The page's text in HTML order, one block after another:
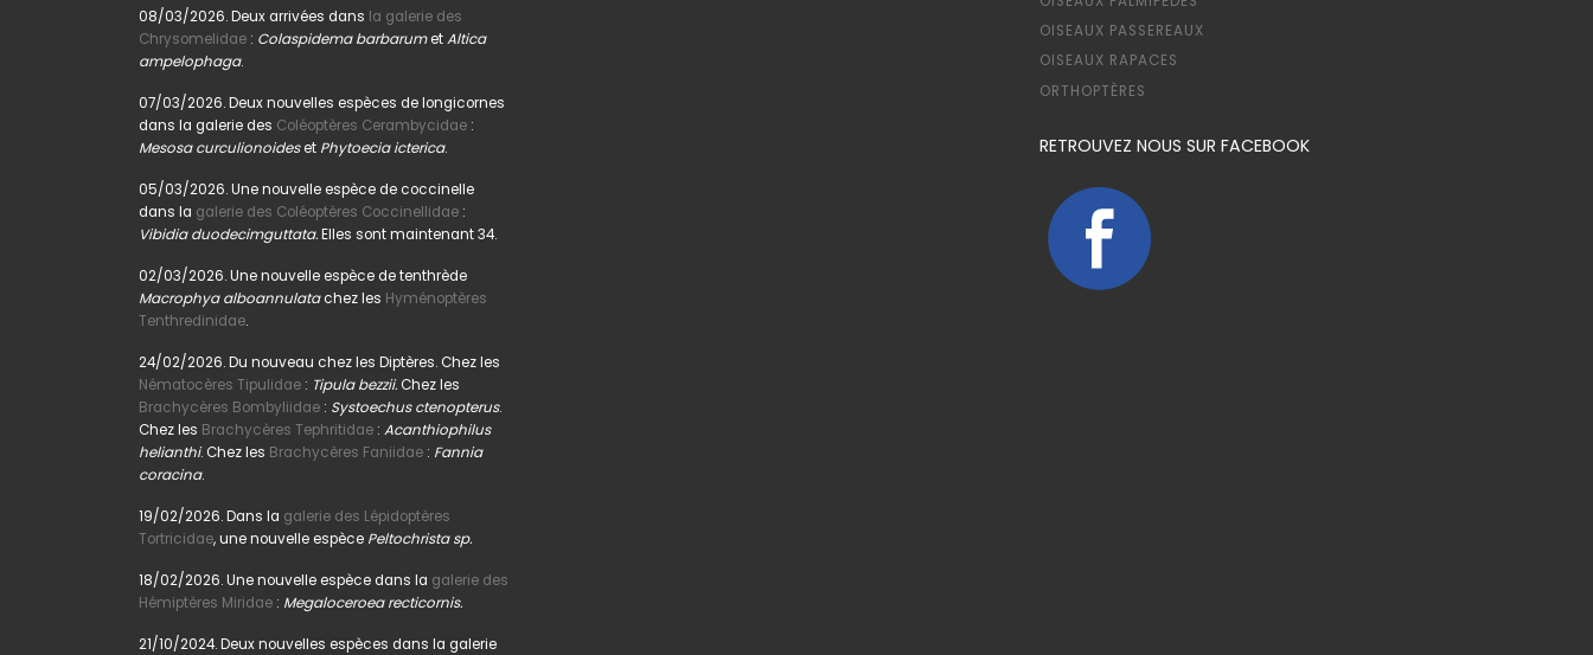
08/03/2026. Deux arrivées dans la galerie des
Chrysomelidae : Colaspidema barbarumetAltica
ampelophaga.
07/03/2026. Deux nouvelles espèces de longicornes
dans la galerie des Coléoptères Cerambycidae :
Mesosa curculionoideset Phytoecia icterica.
05/03/2026. Une nouvelle espèce de coccinelle
dans la galerie des Coléoptères Coccinellidae :
Vibidia duodecimguttata.Elles sont maintenant 34.
02/03/2026. Une nouvelle espèce de tenthrède
Macrophya alboannulatachez les Hyménoptères
Tenthredinidae.
24/02/2026. Du nouveau chez les Diptères. Chez les
Nématocères Tipulidae : Tipula bezzii. Chez les
Brachycères Bombyliidae : Systoechus ctenopterus.
Chez les Brachycères Tephritidae : Acanthiophilus
helianthi. Chez les Brachycères Faniidae : Fannia
coracina.
19/02/2026. Dans la galerie des Lépidoptères
Tortricidae, une nouvelle espèce Peltochrista sp.
18/02/2026. Une nouvelle espèce dans la galerie des
Hémiptères Miridae : Megaloceroea recticornis.
21/10/2024. Deux nouvelles espèces dans la galerie
OISEAUX PASSEREAUX
OISEAUX RAPACES
ORTHOPTÈRES
RETROUVEZ NOUS SUR FACEBOOK